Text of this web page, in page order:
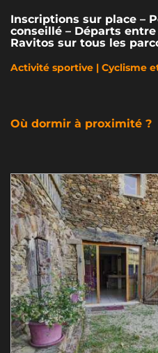
Inscriptions sur place –
conseillé – Départs
Ravitos sur tous les
​Activité sportive | Cyclisme
Où dormir à proximité ?